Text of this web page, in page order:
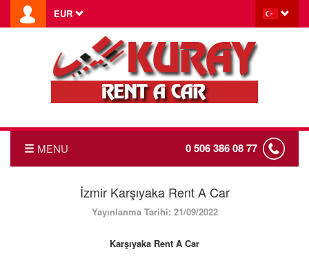
EUR
MENU 0 506 386 08 77
FİYAT LİSTESİ
HABERLER
İzmir Karşıyaka Rent A Car
Yayınlanma Tarihi: 21/09/2022
Karşıyaka Rent A Car